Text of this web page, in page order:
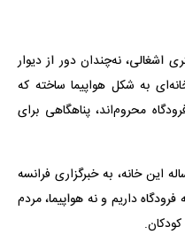
اشغالی، نه‌چندان دور از دیوار
به شکل هواپیما ساخته که
محروم‌اند، پناهگاهی برای
هرشه، مالک ۲۷ ساله این خانه، به خبرگزاری فرانسه
داریم و نه هواپیما، مردم